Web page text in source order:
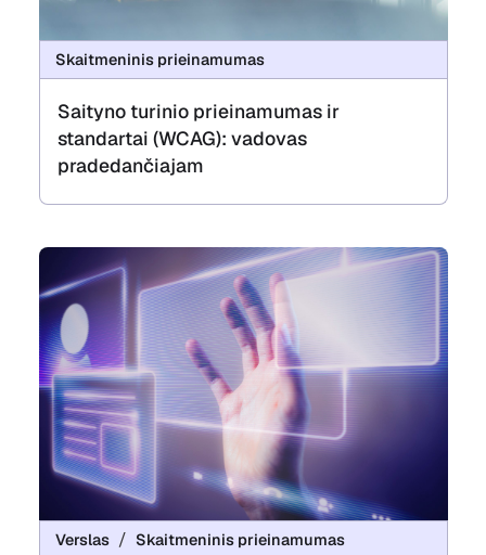
Skaitmeninis prieinamumas
Saityno turinio prieinamumas ir
standartai (WCAG): vadovas
pradedančiajam
Verslas Skaitmeninis prieinamumas